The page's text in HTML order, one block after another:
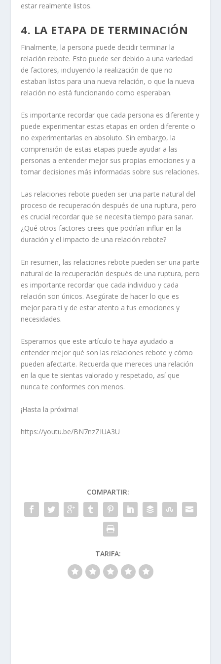
estar realmente listos.
4. LA ETAPA DE TERMINACIÓN
Finalmente, la persona puede decidirterminar la
relación rebote. Esto puede ser debido a una variedad
de factores, incluyendo la realización de que no
estaban listos para una nueva relación, o que la nueva
relación no está funcionando como esperaban.
Es importante recordar que cada persona es diferente y
puede experimentar estas etapas en orden diferente o
no experimentarlas en absoluto. Sin embargo, la
comprensión de estas etapas puede ayudar a las
personas a entender mejor sus propias emociones y a
tomar decisiones más informadas sobre sus relaciones.
Las relaciones rebote pueden ser una parte natural del
proceso de recuperación después de una ruptura, pero
es crucial recordar que se necesita tiempo para sanar.
¿Qué otros factores crees que podrían influir en la
duración y el impacto de una relación rebote?
En resumen, las relaciones rebote pueden ser una parte
natural de la recuperación después de una ruptura, pero
es importante recordar que cada individuo y cada
relación son únicos. Asegúrate de hacer lo que es
mejor para ti y de estar atento a tus emociones y
necesidades.
Esperamos que este artículo te haya ayudado a
entender mejor qué son las relaciones rebote y cómo
pueden afectarte. Recuerda que mereces una relación
en la que te sientas valorado y respetado, así que
nunca te conformes con menos.
¡Hasta la próxima!
https://youtu.be/BN7nzZIUA3U
COMPARTIR:
TARIFA: